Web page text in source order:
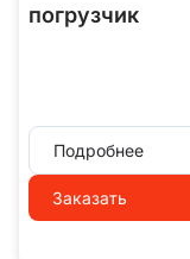
погрузчик
Подробнее
Заказать